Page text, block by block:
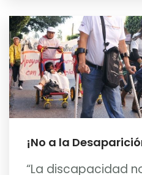
¡No a la
“La discapacidad